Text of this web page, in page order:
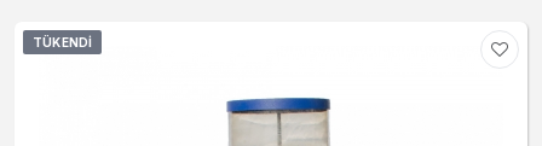
TÜKENDI